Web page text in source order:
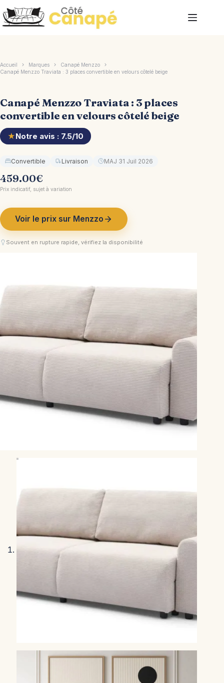
au
contenu
Accueil Marques
Canapé Menzzo
Canapé Menzzo Traviata : 3 places convertible en velours côtelé beige
Canapé Menzzo Traviata : 3 places
convertible en velours côtelé beige
★Notre avis : 7.5/10
Convertible Livraison MAJ 31 Juil 2026
459.00€
Prix indicatif, sujet à variation
Voir le prix sur Menzzo
Souvent en rupture rapide, vérifiez la disponibilité